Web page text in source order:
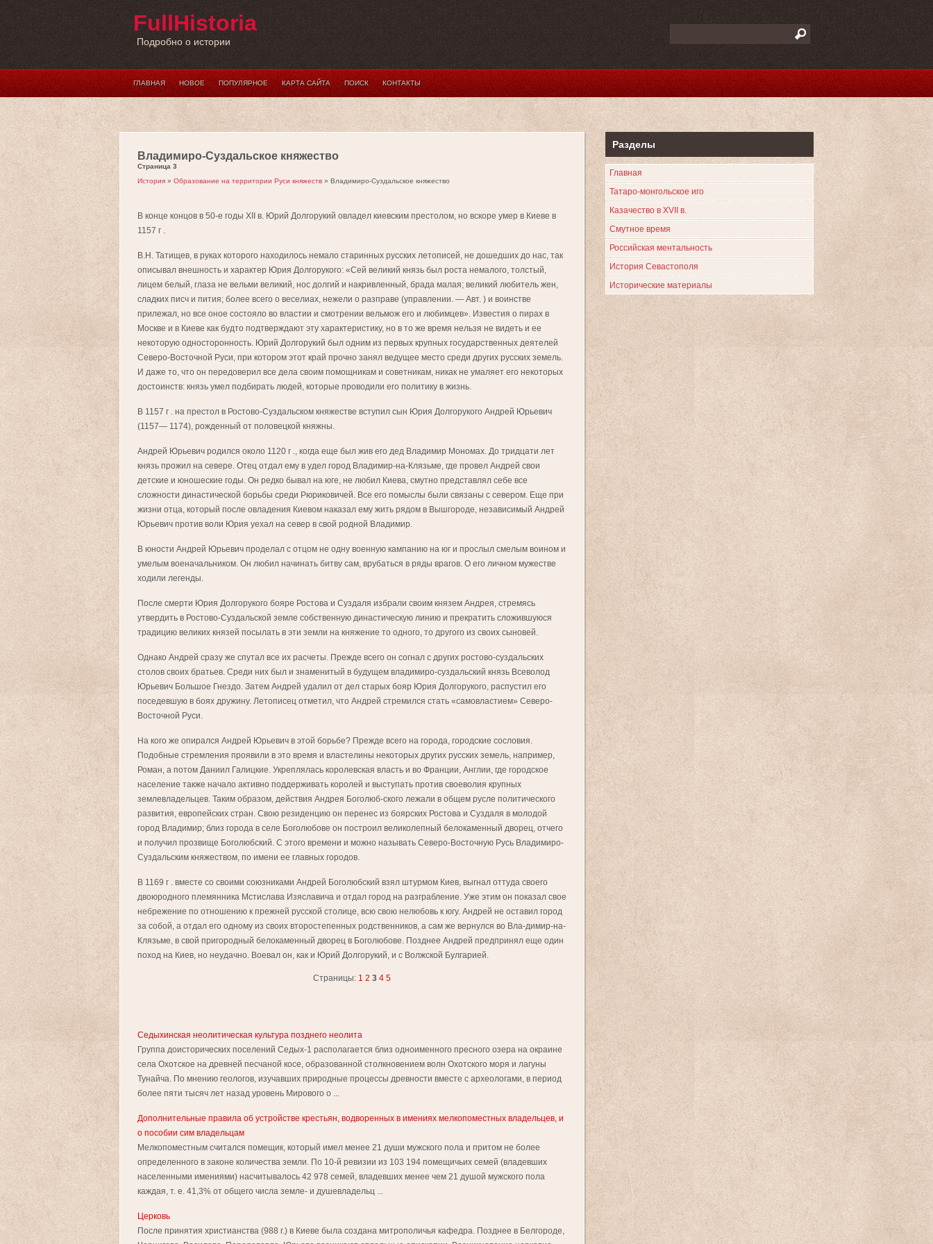
FullHistoria
Подробно о истории
ГЛАВНАЯ НОВОЕ ПОПУЛЯРНОЕ КАРТА САЙТА ПОИСК КОНТАКТЫ
Владимиро-Суздальское княжество
Страница 3
История » Образование на территории Руси княжеств » Владимиро-Суздальское княжество
В конце концов в 50-е годы XII в. Юрий Долгорукий овладел киевским престолом, но вскоре умер в Киеве в
1157 г .
В.Н. Татищев, в руках которого находилось немало старинных русских летописей, не дошедших до нас, так
описывал внешность и характер Юрия Долгорукого: «Сей великий князь был роста немалого, толстый,
лицем белый, глаза не вельми великий, нос долгий и накривленный, брада малая; великий любитель жен,
сладких писч и пития; более всего о веселиах, нежели о разправе (управлении. — Авт. ) и воинстве
прилежал, но все оное состояло во властии и смотрении вельмож его и любимцев». Известия о пирах в
Москве и в Киеве как будто подтверждают эту характеристику, но в то же время нельзя не видеть и ее
некоторую односторонность. Юрий Долгорукий был одним из первых крупных государственных деятелей
Северо-Восточной Руси, при котором этот край прочно занял ведущее место среди других русских земель.
И даже то, что он передоверил все дела своим помощникам и советникам, никак не умаляет его некоторых
достоинств: князь умел подбирать людей, которые проводили его политику в жизнь.
В 1157 г . на престол в Ростово-Суздальском княжестве вступил сын Юрия Долгорукого Андрей Юрьевич
(1157— 1174), рожденный от половецкой княжны.
Андрей Юрьевич родился около 1120 г ., когда еще был жив его дед Владимир Мономах. До тридцати лет
князь прожил на севере. Отец отдал ему в удел город Владимир-на-Клязьме, где провел Андрей свои
детские и юношеские годы. Он редко бывал на юге, не любил Киева, смутно представлял себе все
сложности династической борьбы среди Рюриковичей. Все его помыслы были связаны с севером. Еще при
жизни отца, который после овладения Киевом наказал ему жить рядом в Вышгороде, независимый Андрей
Юрьевич против воли Юрия уехал на север в свой родной Владимир.
В юности Андрей Юрьевич проделал с отцом не одну военную кампанию на юг и прослыл смелым воином и
умелым военачальником. Он любил начинать битву сам, врубаться в ряды врагов. О его личном мужестве
ходили легенды.
После смерти Юрия Долгорукого бояре Ростова и Суздаля избрали своим князем Андрея, стремясь
утвердить в Ростово-Суздальской земле собственную династическую линию и прекратить сложившуюся
традицию великих князей посылать в эти земли на княжение то одного, то другого из своих сыновей.
Однако Андрей сразу же спутал все их расчеты. Прежде всего он согнал с других ростово-суздальских
столов своих братьев. Среди них был и знаменитый в будущем владимиро-суздальский князь Всеволод
Юрьевич Большое Гнездо. Затем Андрей удалил от дел старых бояр Юрия Долгорукого, распустил его
поседевшую в боях дружину. Летописец отметил, что Андрей стремился стать «самовластием» Северо-
Восточной Руси.
На кого же опирался Андрей Юрьевич в этой борьбе? Прежде всего на города, городские сословия.
Подобные стремления проявили в это время и властелины некоторых других русских земель, например,
Роман, а потом Даниил Галицкие. Укреплялась королевская власть и во Франции, Англии, где городское
население также начало активно поддерживать королей и выступать против своеволия крупных
землевладельцев. Таким образом, действия Андрея Боголюб-ского лежали в общем русле политического
развития, европейских стран. Свою резиденцию он перенес из боярских Ростова и Суздаля в молодой
город Владимир; близ города в селе Боголюбове он построил великолепный белокаменный дворец, отчего
и получил прозвище Боголюбский. С этого времени и можно называть Северо-Восточную Русь Владимиро-
Суздальским княжеством, по имени ее главных городов.
В 1169 г . вместе со своими союзниками Андрей Боголюбский взял штурмом Киев, выгнал оттуда своего
двоюродного племянника Мстислава Изяславича и отдал город на разграбление. Уже этим он показал свое
небрежение по отношению к прежней русской столице, всю свою нелюбовь к югу. Андрей не оставил город
за собой, а отдал его одному из своих второстепенных родственников, а сам же вернулся во Вла-димир-на-
Клязьме, в свой пригородный белокаменный дворец в Боголюбове. Позднее Андрей предпринял еще один
поход на Киев, но неудачно. Воевал он, как и Юрий Долгорукий, и с Волжской Булгарией.
Страницы: 1 2 3 4 5
Седыхинская неолитическая культура позднего неолита
Группа доисторических поселений Седых-1 располагается близ одноименного пресного озера на окраине
села Охотское на древней песчаной косе, образованной столкновением волн Охотского моря и лагуны
Тунайча. По мнению геологов, изучавших природные процессы древности вместе с археологами, в период
более пяти тысяч лет назад уровень Мирового о ...
Дополнительные правила об устройстве крестьян, водворенных в имениях мелкопоместных владельцев, и
о пособии сим владельцам
Мелкопоместным считался помещик, который имел менее 21 души мужского пола и притом не более
определенного в законе количества земли. По 10-й ревизии из 103 194 помещичьих семей (владевших
населенными имениями) насчитывалось 42 978 семей, владевших менее чем 21 душой мужского пола
каждая, т. е. 41,3% от общего числа земле- и душевладельц ...
Церковь
После принятия христианства (988 г.) в Киеве была создана митрополичья кафедра. Позднее в Белгороде,
Разделы
Главная
Татаро-монгольское иго
Казачество в XVII в.
Смутное время
Российская ментальность
История Севастополя
Исторические материалы